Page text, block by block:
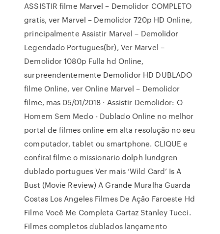
ASSISTIR filme Marvel – Demolidor COMPLETO
gratis, ver Marvel – Demolidor 720p HD Online,
principalmente Assistir Marvel – Demolidor
Legendado Portugues(br), Ver Marvel –
Demolidor 1080p Fulla hd Online,
surpreendentemente Demolidor HD DUBLADO
filme Online, ver Online Marvel – Demolidor
filme, mas 05/01/2018 · Assistir Demolidor: O
Homem Sem Medo - Dublado Online no melhor
portal de filmes online em alta resolução no seu
computador, tablet ou smartphone. CLIQUE e
confira! filme o missionario dolph lundgren
dublado portugues Ver mais ‘Wild Card’ Is A
Bust (Movie Review) A Grande Muralha Guarda
Costas Los Angeles Filmes De Ação Faroeste Hd
Filme Você Me Completa Cartaz Stanley Tucci.
Filmes completos dublados lançamento